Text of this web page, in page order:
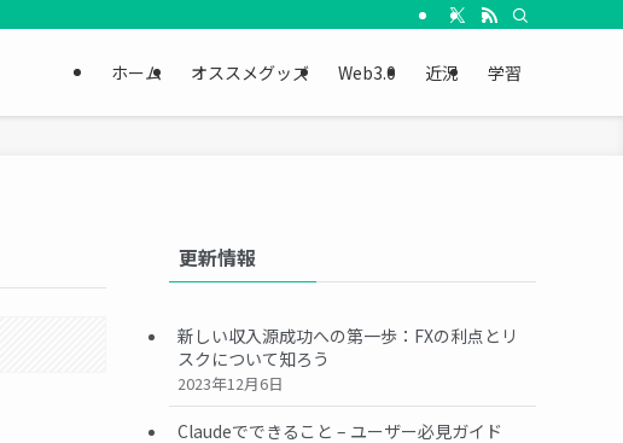
ホーム オススメグッズ Web3.0 近況 学習
更新情報
新しい収入源成功への第一歩：FXの利点とリ
スクについて知ろう
2023年12月6日
Claudeでできること – ユーザー必見ガイド